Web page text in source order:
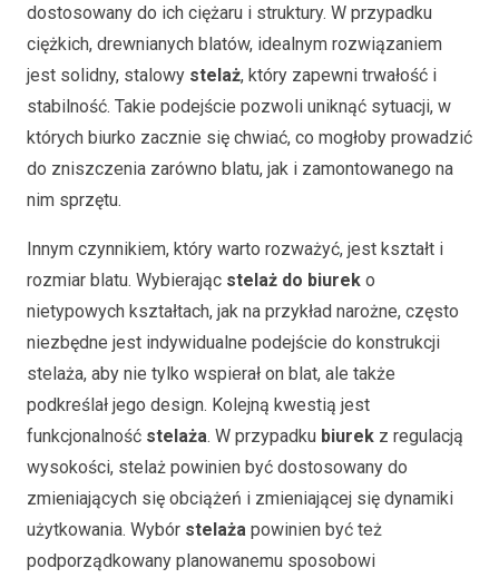
dostosowany do ich ciężaru i struktury. W przypadku
ciężkich, drewnianych blatów, idealnym rozwiązaniem
jest solidny, stalowy stelaż, który zapewni trwałość i
stabilność. Takie podejście pozwoli uniknąć sytuacji, w
których biurko zacznie się chwiać, co mogłoby prowadzić
do zniszczenia zarówno blatu, jak i zamontowanego na
nim sprzętu.
Innym czynnikiem, który warto rozważyć, jest kształt i
rozmiar blatu. Wybierając stelaż do biurek o
nietypowych kształtach, jak na przykład narożne, często
niezbędne jest indywidualne podejście do konstrukcji
stelaża, aby nie tylko wspierał on blat, ale także
podkreślał jego design. Kolejną kwestią jest
funkcjonalność stelaża. W przypadku biurek z regulacją
wysokości, stelaż powinien być dostosowany do
zmieniających się obciążeń i zmieniającej się dynamiki
użytkowania. Wybór stelaża powinien być też
podporządkowany planowanemu sposobowi